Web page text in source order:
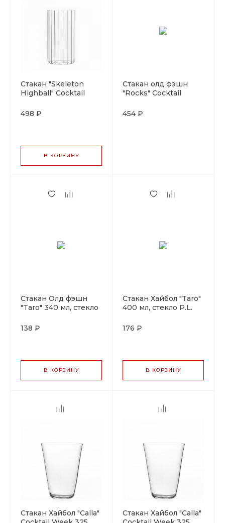
Стакан "Skeleton
Highball" Cocktail
380мл.стекло(снят)
498 ₽
В КОРЗИНУ
Стакан олд фэшн
"Rocks" Cocktail
320мл.стекло(снят)
454 ₽
Стакан Олд фэшн
"Taro" 340 мл, стекло
138 ₽
В КОРЗИНУ
Стакан Хайбол "Taro"
400 мл, стекло P.L.
176 ₽
В КОРЗИНУ
Стакан Хайбол "Calla"
Стакан Хайбол "Calla"